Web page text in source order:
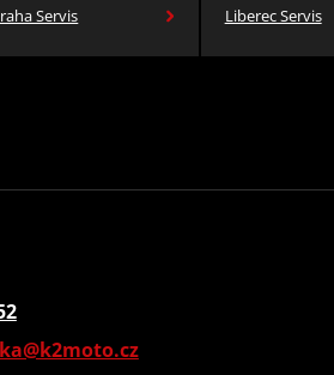
Servis Liberec Servis